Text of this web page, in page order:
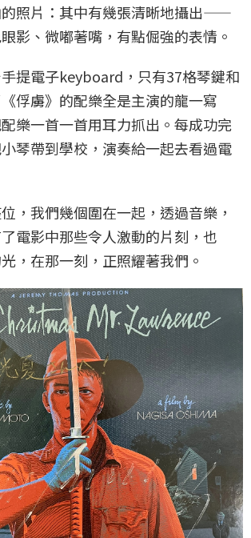
照片：其中有幾張清晰地攝出——
影、微嘟著嘴，有點倔強的表情。
提電子keyboard，只有37格琴鍵和
俘虜》的配樂全是主演的龍一寫
樂一首一首用耳力抓出。每成功完
琴帶到學校，演奏給一起去看過電
，我們幾個圍在一起，透過音樂，
電影中那些令人激動的片刻，也
，在那一刻，正照耀著我們。